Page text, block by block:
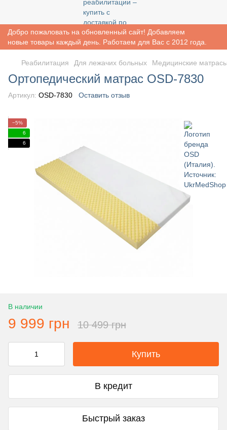
Добро пожаловать на обновленный сайт! Добавляем
новые товары каждый день. Работаем для Вас с 2012 года.
Реабилитация Для лежачих больных Медицинские
Ортопедический матрас OSD-7830
Артикул: OSD-7830 Оставить отзыв
−5%
6
6
В наличии
9 999 грн 10 499 грн
Купить
В кредит
Быстрый заказ